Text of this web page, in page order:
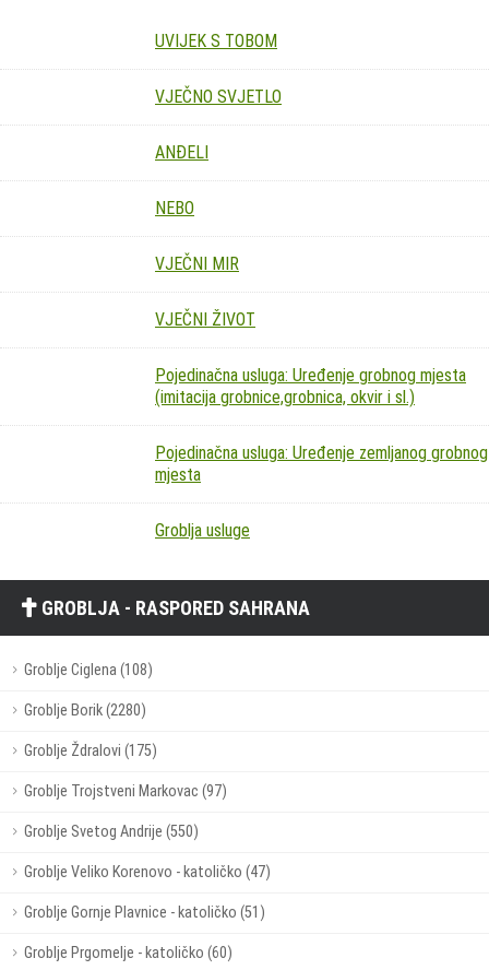
UVIJEK S TOBOM
VJEČNO SVJETLO
ANĐELI
NEBO
VJEČNI MIR
VJEČNI ŽIVOT
Pojedinačna usluga: Uređenje grobnog mjesta
(imitacija grobnice,grobnica, okvir i sl.)
Pojedinačna usluga: Uređenje zemljanog grobnog
mjesta
Groblja usluge
GROBLJA - RASPORED SAHRANA
Groblje Ciglena (108)
Groblje Borik (2280)
Groblje Ždralovi (175)
Groblje Trojstveni Markovac (97)
Groblje Svetog Andrije (550)
Groblje Veliko Korenovo - katoličko (47)
Groblje Gornje Plavnice - katoličko (51)
Groblje Prgomelje - katoličko (60)